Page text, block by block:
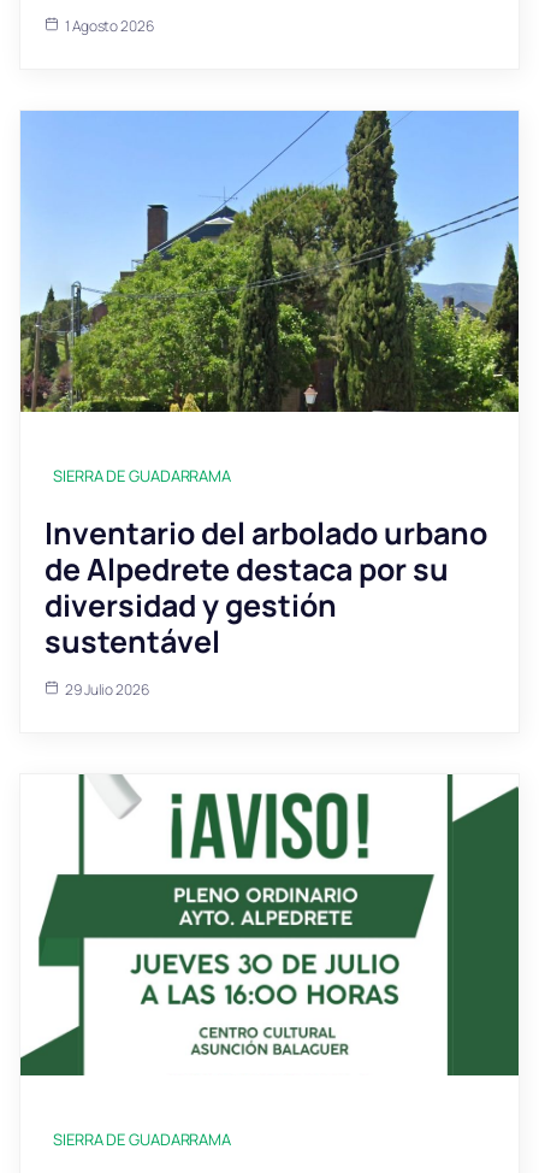
1 Agosto 2026
SIERRA DE GUADARRAMA
Inventario del arbolado urbano
de Alpedrete destaca por su
diversidad y gestión
sustentável
29 Julio 2026
SIERRA DE GUADARRAMA